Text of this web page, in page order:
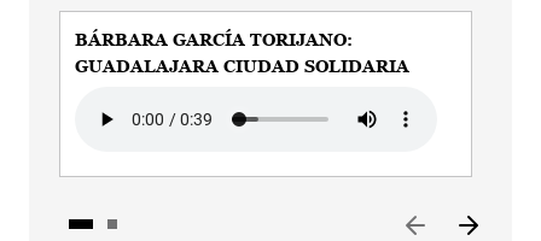
BÁRBARA GARCÍA TORIJANO:
GUADALAJARA CIUDAD SOLIDARIA